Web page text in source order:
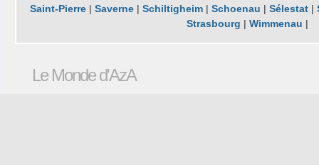
Saint-Pierre |Saverne |Schiltigheim |Schoenau |Sélestat |
Strasbourg | Wimmenau |
Le Monde d'AzA